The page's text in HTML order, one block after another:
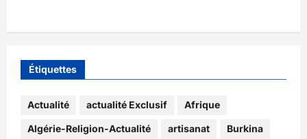
Étiquettes
Actualité actualité Exclusif Afrique
Algérie-Religion-Actualité artisanat Burkina